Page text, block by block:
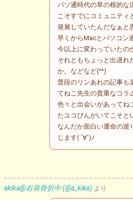
パソ通時代の草の根的な
こそすでにコミュニティ
発展していたんだなぁと
早くからMacとパソコン
今以上に変わっていたの
それともちょっと出遅れ
か。などなど(^^)
普段のリンあれの記事も
てねこ先生の貴重なコラ
色々と出会いがあってね
たユコびんがいてこそと
なんだか面白い運命の巡
じます( ´∀`)ﾉ
akika@右肩骨折中 (@a_kika) より